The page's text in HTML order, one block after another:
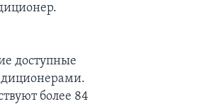
доступные
более 84